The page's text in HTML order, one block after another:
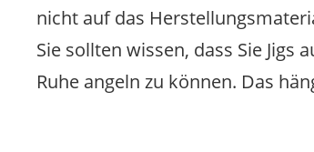
nicht auf das
Sie sollten wissen, dass Sie
Ruhe angeln zu können. Das